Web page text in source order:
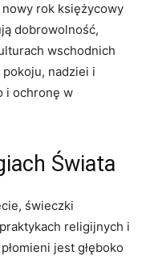
rok księżycowy
dobrowolność,
wschodnich
nadziei i
i ochronę w
Świata
świeczki‌
religijnych i
jest głęboko